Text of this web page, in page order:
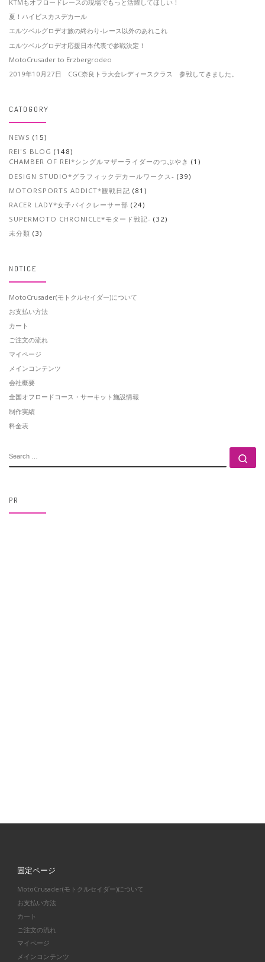
KTMもオフロードレースの現場でもっと活躍してほしい！
夏！ハイビスカスデカール
エルツベルグロデオ旅の終わり-レース以外のあれこれ
エルツベルグロデオ応援日本代表で参戦決定！
MotoCrusader to Erzbergrodeo
2019年10月27日 CGC奈良トラ大会レディースクラス 参戦してきました。
CATOGORY
NEWS (15)
REI'S BLOG (148)
CHAMBER OF REI*シングルマザーライダーのつぶやき (1)
DESIGN STUDIO*グラフィックデカールワークス- (39)
MOTORSPORTS ADDICT*観戦日記 (81)
RACER LADY*女子バイクレーサー部 (24)
SUPERMOTO CHRONICLE*モタード戦記- (32)
未分類 (3)
NOTICE
MotoCrusader(モトクルセイダー)について
お支払い方法
カート
ご注文の流れ
マイページ
メインコンテンツ
会社概要
全国オフロードコース・サーキット施設情報
制作実績
料金表
PR
固定ページ
MotoCrusader(モトクルセイダー)について
お支払い方法
カート
ご注文の流れ
マイページ
メインコンテンツ